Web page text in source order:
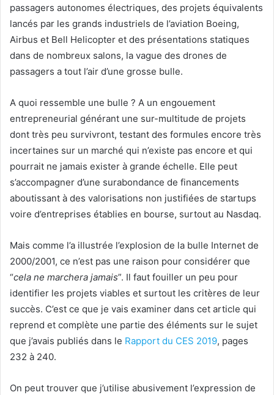
passagers autonomes électriques, des projets équivalents
lancés par les grands industriels de l’aviation Boeing,
Airbus et Bell Helicopter et des présentations statiques
dans de nombreux salons, la vague des drones de
passagers a tout l’air d’une grosse bulle.
A quoi ressemble une bulle ? A un engouement
entrepreneurial générant une sur-multitude de projets
dont très peu survivront, testant des formules encore très
incertaines sur un marché qui n’existe pas encore et qui
pourrait ne jamais exister à grande échelle. Elle peut
s’accompagner d’une surabondance de financements
aboutissant à des valorisations non justifiées de startups
voire d’entreprises établies en bourse, surtout au Nasdaq.
Mais comme l’a illustrée l’explosion de la bulle Internet de
2000/2001, ce n’est pas une raison pour considérer que
“cela ne marchera jamais”. Il faut fouiller un peu pour
identifier les projets viables et surtout les critères de leur
succès. C’est ce que je vais examiner dans cet article qui
reprend et complète une partie des éléments sur le sujet
que j’avais publiés dans le Rapport du CES 2019, pages
232 à 240.
On peut trouver que j’utilise abusivement l’expression de